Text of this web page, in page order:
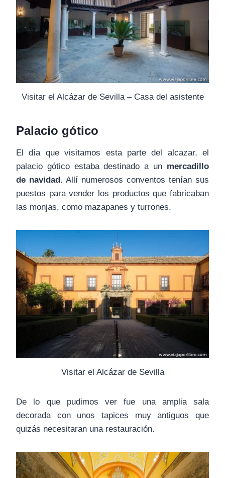
Visitar el Alcázar de Sevilla – Casa del asistente
Palacio gótico
El día que visitamos esta parte del alcazar, el
palacio gótico estaba destinado a un mercadillo
de navidad. Allí numerosos conventos tenían sus
puestos para vender los productos que fabricaban
las monjas, como mazapanes y turrones.
Visitar el Alcázar de Sevilla
De lo que pudimos ver fue una amplia sala
decorada con unos tapices muy antiguos que
quizás necesitaran una restauración.